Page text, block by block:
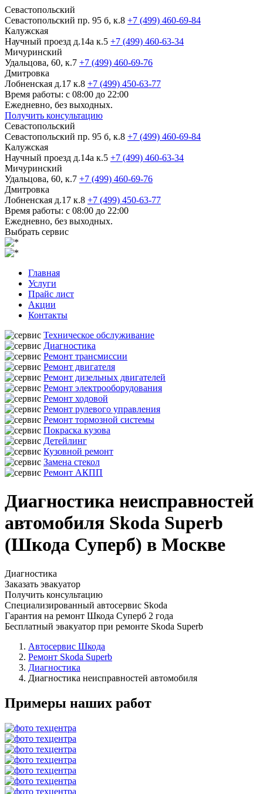
Севастопольский
Севастопольский пр. 95 б, к.8 +7 (499) 460-69-84
Калужская
Научный проезд д.14а к.5 +7 (499) 460-63-34
Мичуринский
Удальцова, 60, к.7 +7 (499) 460-69-76
Дмитровка
Лобненская д.17 к.8 +7 (499) 450-63-77
Время работы: с 08:00 до 22:00
Ежедневно, без выходных.
Получить консультацию
Севастопольский
Севастопольский пр. 95 б, к.8 +7 (499) 460-69-84
Калужская
Научный проезд д.14а к.5 +7 (499) 460-63-34
Мичуринский
Удальцова, 60, к.7 +7 (499) 460-69-76
Дмитровка
Лобненская д.17 к.8 +7 (499) 450-63-77
Время работы: с 08:00 до 22:00
Ежедневно, без выходных.
Выбрать сервис
Главная
Услуги
Прайс лист
Акции
Контакты
Техническое обслуживание
Диагностика
Ремонт трансмиссии
Ремонт двигателя
Ремонт дизельных двигателей
Ремонт электрооборудования
Ремонт ходовой
Ремонт рулевого управления
Ремонт тормозной системы
Покраска кузова
Детейлинг
Кузовной ремонт
Замена стекол
Ремонт АКПП
Диагностика неисправностей
автомобиля Skoda Superb
(Шкода Суперб) в Москве
Диагностика
Заказать эвакуатор
Получить консультацию
Специализированный автосервис Skoda
Гарантия на ремонт Шкода Суперб 2 года
Бесплатный эвакуатор при ремонте Skoda Superb
Автосервис Шкода
Ремонт Skoda Superb
Диагностика
Диагностика неисправностей автомобиля
Примеры наших работ